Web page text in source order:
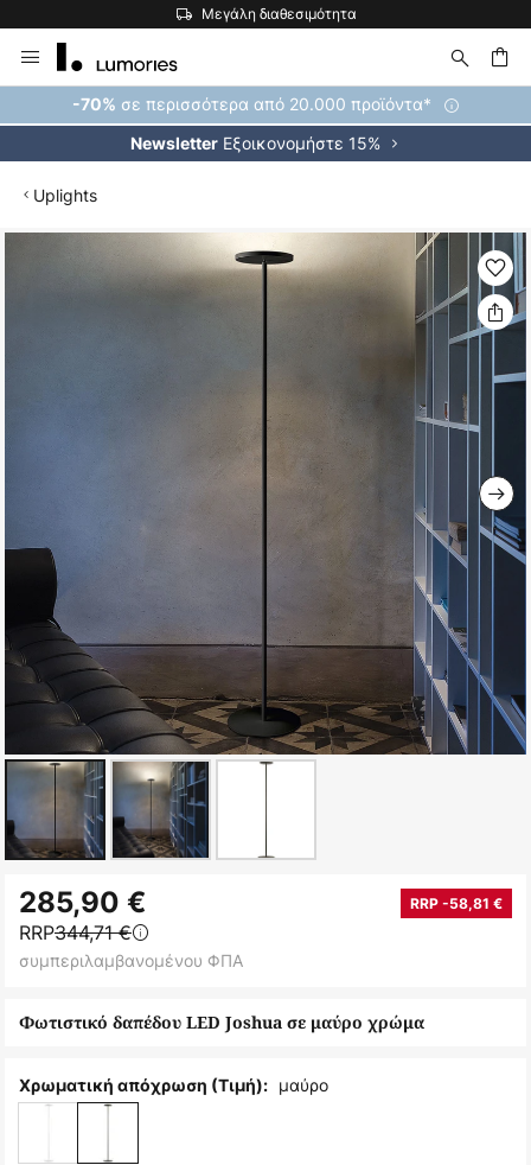
Μεγάλη διαθεσιμότητα
Μετάβαση
στο
περιεχόμενο
-70% σε περισσότερα από 20.000 προϊόντα*
Newsletter Εξοικονομήστε 15%
Uplights
στην
αρχή
της
εικόνων
Φωτιστικό δαπέδου LED Joshua σε μαύρο χρώμα
285,90 € RRP -58,81 €
RRP344,71 €
συμπεριλαμβανομένου ΦΠΑ
Χρωματική απόχρωση (Τιμή): μαύρο